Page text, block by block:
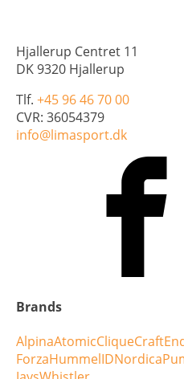
Hjallerup Centret 11
DK 9320 Hjallerup
Tlf. +45 96 46 70 00
CVR: 36054379
info@limasport.dk
Brands
AlpinaAtomicCliqueCraft
ForzaHummelIDNordica